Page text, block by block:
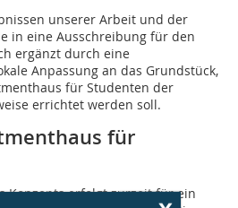
unserer Arbeit und der
in eine Ausschreibung für den
ergänzt durch eine
Anpassung an das Grundstück,
für Studenten der
­errichtet werden soll.
für
Konzepts erfolgt zurzeit für ein